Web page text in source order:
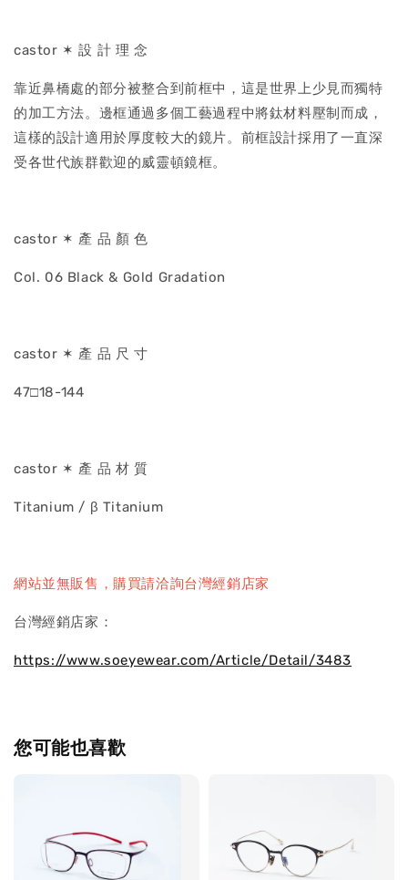
castor ✶ 設 計 理 念
靠近鼻橋處的部分被整合到前框中，這是世界上少見而獨特
的加工方法。邊框通過多個工藝過程中將鈦材料壓制而成，
這樣的設計適用於厚度較大的鏡片。前框設計採用了一直深
受各世代族群歡迎的威靈頓鏡框。
castor ✶ 產 品 顏 色
Col. 06 Black & Gold Gradation
castor ✶ 產 品 尺 寸
47□18-144
castor ✶ 產 品 材 質
Titanium / β Titanium
網站並無販售，購買請洽詢台灣經銷店家
台灣經銷店家：
https://www.soeyewear.com/Article/Detail/3483
您可能也喜歡